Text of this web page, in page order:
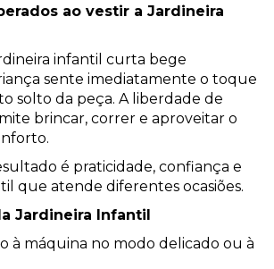
ao vestir a Jardineira
infantil curta bege
sente imediatamente o toque
solto da peça. A liberdade de
brincar, correr e aproveitar o
é praticidade, confiança e
que atende diferentes ocasiões.
Jardineira Infantil
à máquina no modo delicado ou à